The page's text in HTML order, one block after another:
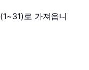
로 가져옵니